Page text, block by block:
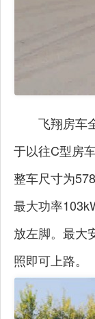
飞翔房车
于以往C型房
整车尺寸为
最大功率
放左脚。最大
照即可上路。